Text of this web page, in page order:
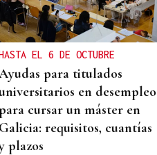
EL 6 DE OCTUBRE
para titulados
en desempleo
cursar un máster en
Galicia: requisitos, cuantías
plazos